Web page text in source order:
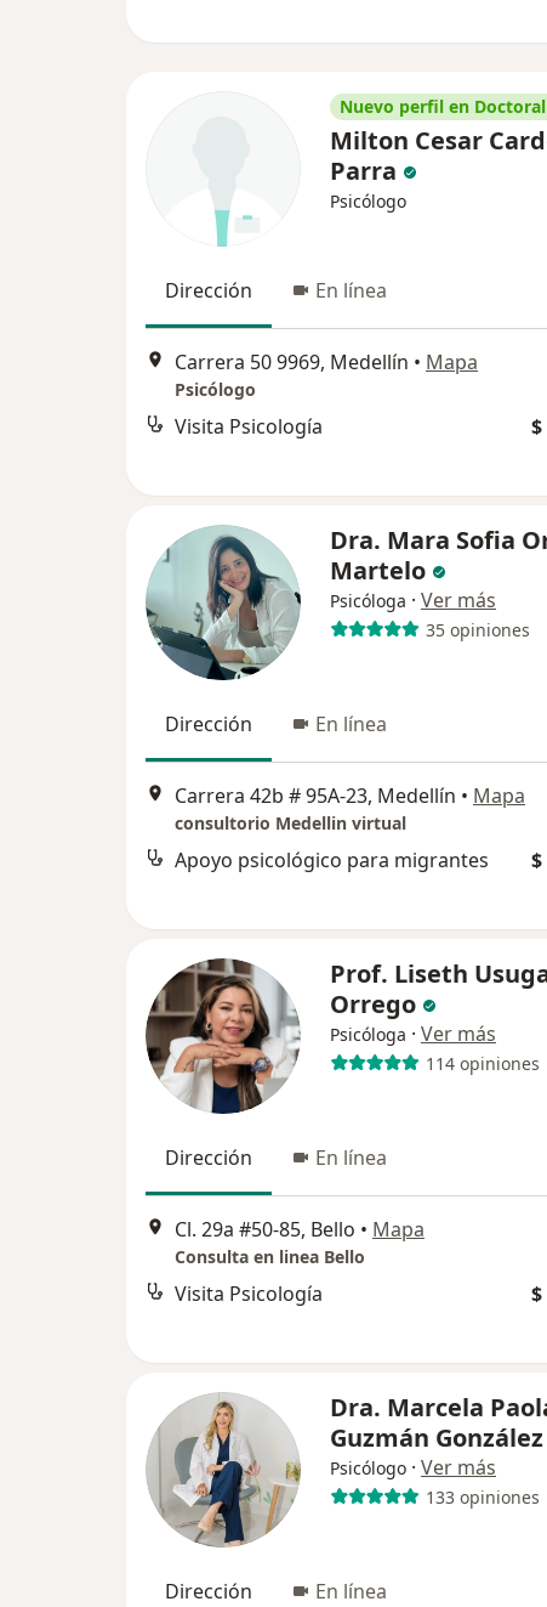
Nuevo perfil en
Milton Cesar
Parra
Psicólogo
Dirección En línea
Carrera 50 9969, Medellín • Mapa
Psicólogo
Visita Psicología $
Dra. Mara Sofia
Martelo
Psicóloga · Ver más
35 opiniones
Dirección En línea
Carrera 42b # 95A-23, Medellín • Mapa
consultorio Medellin virtual
Apoyo psicológico para migrantes $
Prof. Liseth
Orrego
Psicóloga · Ver más
114 opiniones
Dirección En línea
Cl. 29a #50-85, Bello • Mapa
Consulta en linea Bello
Visita Psicología $
Dra. Marcela
Guzmán González
Psicólogo · Ver más
133 opiniones
Dirección En línea